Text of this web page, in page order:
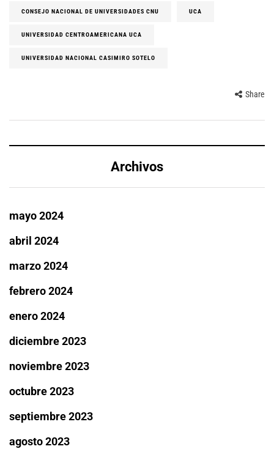
CONSEJO NACIONAL DE UNIVERSIDADES CNU UCA
UNIVERSIDAD CENTROAMERICANA UCA
UNIVERSIDAD NACIONAL CASIMIRO SOTELO
Share
Archivos
mayo 2024
abril 2024
marzo 2024
febrero 2024
enero 2024
diciembre 2023
noviembre 2023
octubre 2023
septiembre 2023
agosto 2023